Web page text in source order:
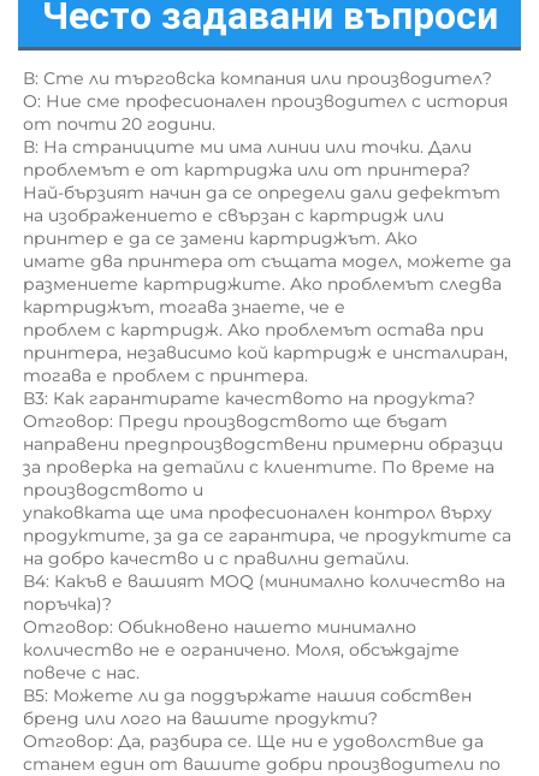
Често задавани въпроси
В: Сте ли търговска компания или производител?
O: Ние сме професионален производител с история
от почти 20 години.
В: На страниците ми има линии или точки. Дали
проблемът е от картриджa или от принтерa?
Най-бързият начин да се определи дали дефектът
на изображението е свързан с картридж или
принтер е да се замени картриджът. Ако
имате два принтера от същата модел, можете да
размениете картриджите. Ако проблемът следва
картриджът, тогава знаете, че е
проблем с картридж. Ако проблемът остава при
принтера, независимо кой картридж е инсталиран,
тогава е проблем с принтера.
В3: Как гарантирате качеството на продукта?
Отговор: Преди производството ще бъдат
направени предпроизводствени примерни образци
за проверка на детайли с клиентите. По време на
производството и
упаковката ще има професионален контрол върху
продуктите, за да се гарантира, че продуктите са
на добро качество и с правилни детайли.
В4: Какъв е вашият MOQ (минимално количество на
поръчка)?
Отговор: Обикновено нашето минимално
количество не е ограничено. Моля, обсъждајте
повече с нас.
В5: Можете ли да поддържате нашия собствен
бренд или лого на вашите продукти?
Отговор: Да, разбира се. Ще ни е удоволствие да
станем един от вашите добри производители по